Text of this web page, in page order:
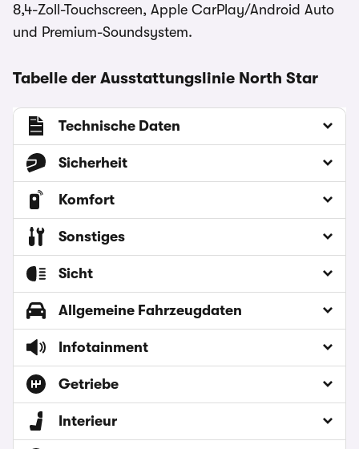
8,4-Zoll-Touchscreen, Apple CarPlay/Android Auto
und Premium-Soundsystem.
Tabelle der Ausstattungslinie North Star
Technische Daten
Sicherheit
Komfort
Sonstiges
Sicht
Allgemeine Fahrzeugdaten
Infotainment
Getriebe
Interieur